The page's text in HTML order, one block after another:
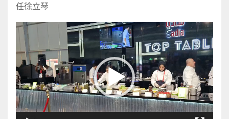
任徐立琴
视
播
放
器